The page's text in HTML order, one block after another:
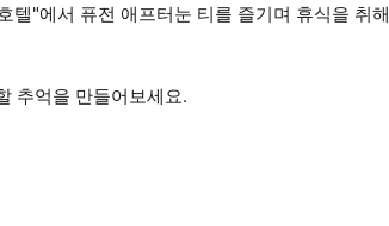
"에서 퓨전 애프터눈 티를 즐기며 휴식을 취해
추억을 만들어보세요.